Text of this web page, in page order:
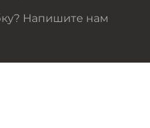
Напишите нам